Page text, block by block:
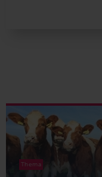
Thema